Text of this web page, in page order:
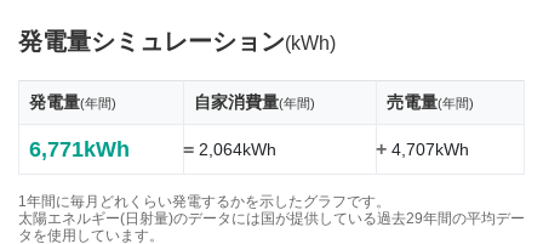
発電量シミュレーション(kWh)
発電量(年間) 自家消費量(年間) 売電量(年間)
6,771kWh =2,064kWh +4,707kWh
1年間に毎月どれくらい発電するかを示したグラフです。
太陽エネルギー(日射量)のデータには国が提供している過去29年間の平均デー
タを使用しています。